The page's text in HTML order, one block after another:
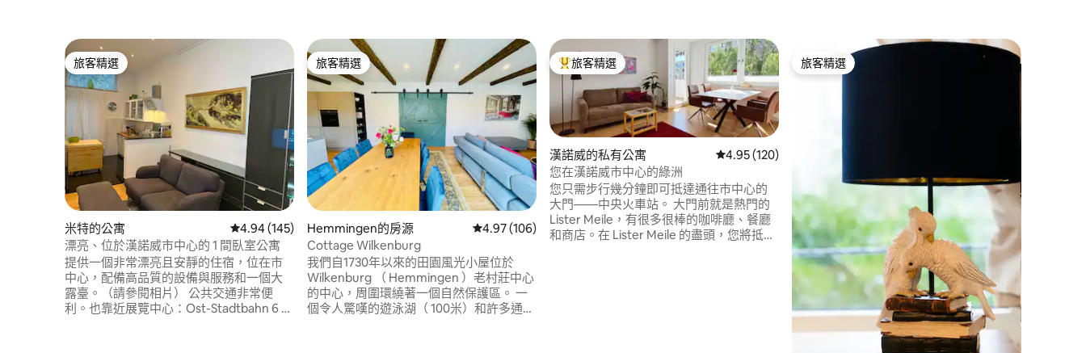
旅客精選
旅客精選
米特的公寓 從 145 則評價中獲得 4.94 的平均評分（滿分 5 分）
4.94 (145)
漂亮、位於漢諾威市中心的 1 間臥室公寓
提供一個非常漂亮且安靜的住宿，位在市
中心，配備高品質的設備與服務和一個大
露臺。（請參閱相片） 公共交通非常便
利。也靠近展覽中心：Ost-Stadtbahn 6 號
旅客精選
旅客精選
Hemmingen的房源 從 106 則評價中獲得 4.97 的平均評分（滿分 5 分）
4.97 (106)
Cottage Wilkenburg
我們自1730年以來的田園風光小屋位於
Wilkenburg （ Hemmingen ）老村莊中心
的中心，周圍環繞著一個自然保護區。 一
個令人驚嘆的遊泳湖（ 100米）和許多通往
旅客精選榜首
旅客精選
漢諾威的私有公寓 從 120 則評價中獲得 4.95 的平均評分（滿分 5 分）
4.95 (120)
您在漢諾威市中心的綠洲
您只需步行幾分鐘即可抵達通往市中心的
大門——中央火車站。 大門前就是熱門的
Lister Meile，有很多很棒的咖啡廳、餐廳
和商店。在 Lister Meile 的盡頭，您將抵達
旅客精選
旅客精選